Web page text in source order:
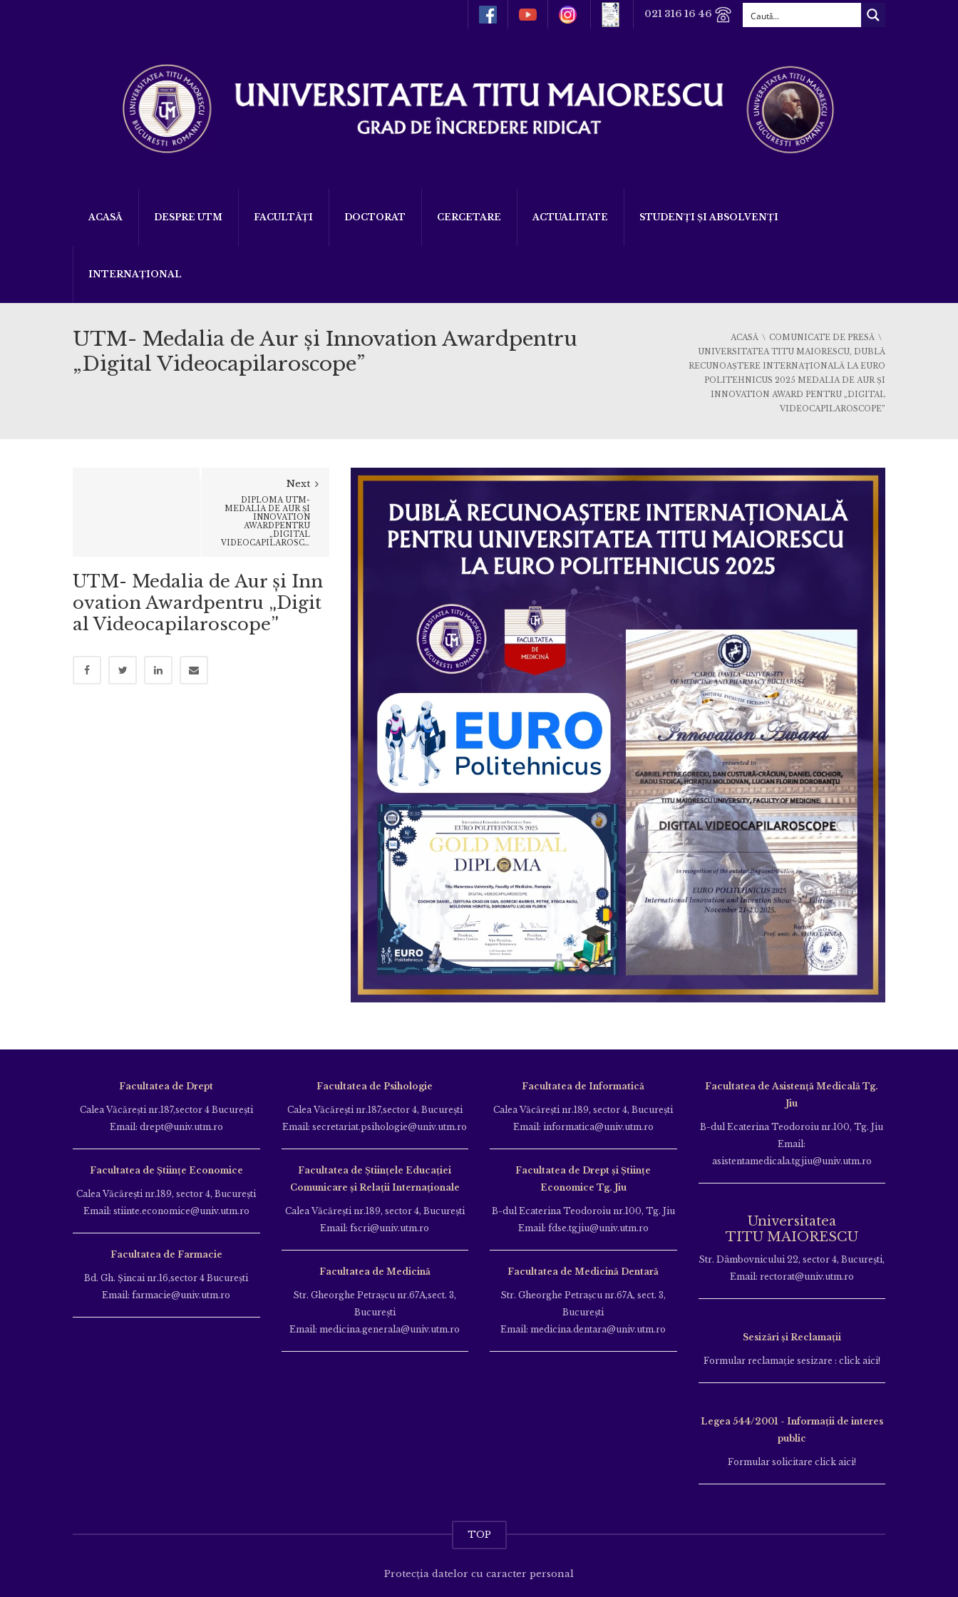
021 316 16 46
ACASĂ DESPRE UTM FACULTĂȚI DOCTORAT CERCETARE ACTUALITATE STUDENȚI ȘI ABSOLVENȚI
INTERNAȚIONAL
UTM- Medalia de Aur și Innovation Awardpentru
„Digital Videocapilaroscope”
ACASĂ
COMUNICATE DE PRESĂ
UNIVERSITATEA TITU MAIORESCU, DUBLĂ
RECUNOAȘTERE INTERNAȚIONALĂ LA EURO
POLITEHNICUS 2025 MEDALIA DE AUR ȘI
INNOVATION AWARD PENTRU „DIGITAL
VIDEOCAPILAROSCOPE”
Next
DIPLOMA UTM-
MEDALIA DE AUR ȘI
INNOVATION
AWARDPENTRU
„DIGITAL
VIDEOCAPILAROSCOPE”
UTM- Medalia de Aur și Inn
ovation Awardpentru „Digit
al Videocapilaroscope”
Facultatea de Drept
Calea Văcăreşti nr.187,sector 4 Bucureşti
Email: drept@univ.utm.ro
Facultatea de Științe Economice
Calea Văcăreşti nr.189, sector 4, Bucureşti
Email: stiinte.economice@univ.utm.ro
Facultatea de Farmacie
Bd. Gh. Şincai nr.16,sector 4 Bucureşti
Email: farmacie@univ.utm.ro
Facultatea de Psihologie
Calea Văcăreşti nr.187,sector 4, Bucureşti
Email: secretariat.psihologie@univ.utm.ro
Facultatea de Ştiinţele Educației
Comunicare și Relații Internaționale
Calea Văcăreşti nr.189, sector 4, Bucureşti
Email: fscri@univ.utm.ro
Facultatea de Medicină
Str. Gheorghe Petraşcu nr.67A,sect. 3,
Bucureşti
Email: medicina.generala@univ.utm.ro
Facultatea de Informatică
Calea Văcăreşti nr.189, sector 4, Bucureşti
Email: informatica@univ.utm.ro
Facultatea de Drept și Științe
Economice Tg. Jiu
B-dul Ecaterina Teodoroiu nr.100, Tg. Jiu
Email: fdse.tgjiu@univ.utm.ro
Facultatea de Medicină Dentară
Str. Gheorghe Petraşcu nr.67A, sect. 3,
Bucureşti
Email: medicina.dentara@univ.utm.ro
Facultatea de Asistență Medicală Tg.
Jiu
B-dul Ecaterina Teodoroiu nr.100, Tg. Jiu
Email:
asistentamedicala.tgjiu@univ.utm.ro
Universitatea
TITU MAIORESCU
Str. Dâmbovnicului 22, sector 4, București,
Email: rectorat@univ.utm.ro
Sesizări și Reclamații
Formular reclamație sesizare : click aici!
Legea 544/2001 - Informații de interes
public
Formular solicitare click aici!
TOP
Protecția datelor cu caracter personal